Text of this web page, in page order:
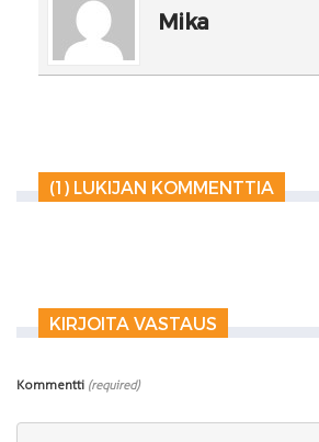
Mika
(1) LUKIJAN KOMMENTTIA
KIRJOITA VASTAUS
Kommentti (required)